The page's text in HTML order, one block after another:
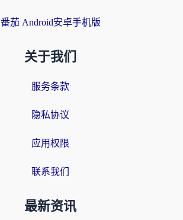
番茄 Android安卓手机版
关于我们
服务条款
隐私协议
应用权限
联系我们
最新资讯